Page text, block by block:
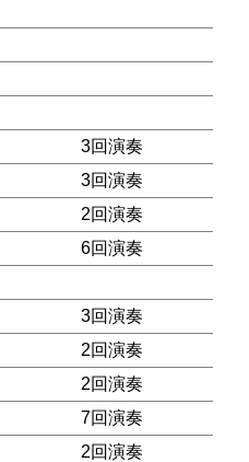
3回演奏
3回演奏
2回演奏
6回演奏
3回演奏
2回演奏
2回演奏
7回演奏
2回演奏